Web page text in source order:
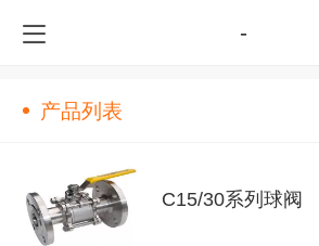
-
产品列表
C15/30系列球阀